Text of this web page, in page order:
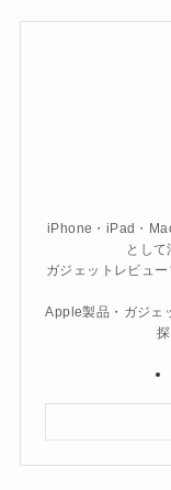
iPhone・iPad・
として
ガジェットレビュ
Apple製品・ガジェ